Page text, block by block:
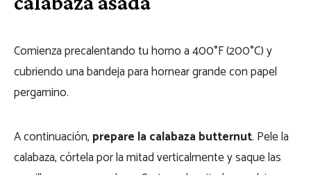
Comienza precalentando tu horno a 400°F (200°C) y
cubriendo una bandeja para hornear grande con papel
pergamino.
A continuación, prepare la calabaza butternut. Pele la
calabaza, córtela por la mitad verticalmente y saque las